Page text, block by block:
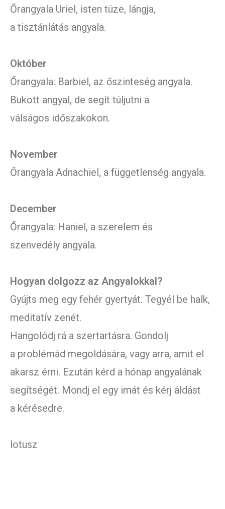
Őrangyala Uriel, isten tüze, lángja,
a tisztánlátás angyala.
Október
Őrangyala: Barbiel, az őszinteség angyala.
Bukott angyal, de segít túljutni a
válságos időszakokon.
November
Őrangyala Adnachiel, a függetlenség angyala.
December
Őrangyala: Haniel, a szerelem és
szenvedély angyala.
Hogyan dolgozz az Angyalokkal?
Gyújts meg egy fehér gyertyát. Tegyél be halk,
meditatív zenét.
Hangolódj rá a szertartásra. Gondolj
a problémád megoldására, vagy arra, amit el
akarsz érni. Ezután kérd a hónap angyalának
segítségét. Mondj el egy imát és kérj áldást
a kérésedre.
lotusz